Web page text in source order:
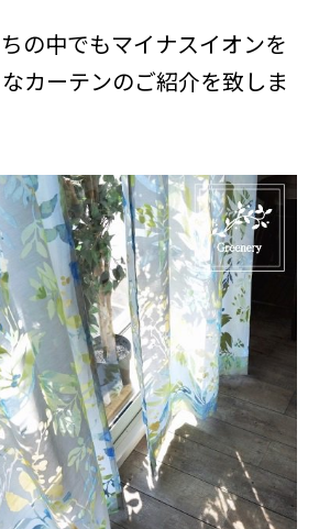
の中でもマイナスイオンを
カーテンのご紹介を致しま